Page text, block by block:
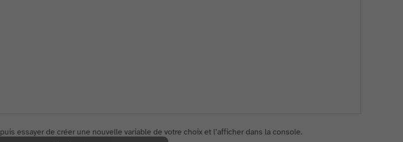
essayer de créer une nouvelle variable de votre choix et l’afficher dans la console.